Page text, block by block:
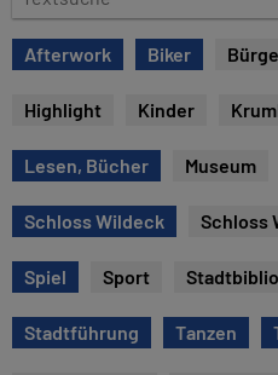
e
x
t
c
e
Afterwork Biker
Highlight Kinder
Lesen, Bücher Museum
Schloss Wildeck Schloss
Spiel Sport
Stadtführung Tanzen